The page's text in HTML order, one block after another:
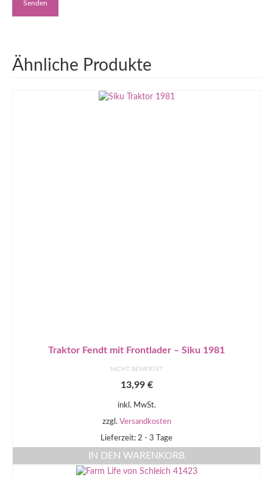
Ähnliche Produkte
Traktor Fendt mit Frontlader – Siku 1981
NICHT BEWERTET
13,99 €
inkl. MwSt.
zzgl. Versandkosten
Lieferzeit: 2 - 3 Tage
IN DEN WARENKORB